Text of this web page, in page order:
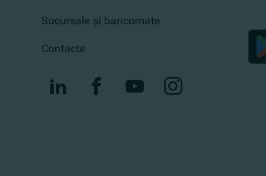
Sucursale și bancomate
Contacte